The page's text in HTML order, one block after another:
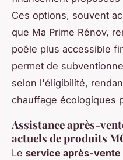
Ces options, souvent
que Ma Prime Rénov,
poêle plus accessible
permet de
selon l'éligibilité,
chauffage écologiques
Assistance après-
actuels de produits
Le service après-vente